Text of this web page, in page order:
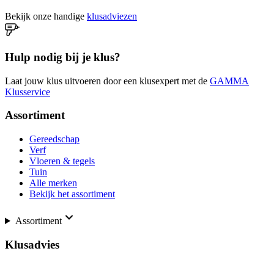
Bekijk onze handige klusadviezen
Hulp nodig bij je klus?
Laat jouw klus uitvoeren door een klusexpert met de GAMMA
Klusservice
Assortiment
Gereedschap
Verf
Vloeren & tegels
Tuin
Alle merken
Bekijk het assortiment
Assortiment
Klusadvies